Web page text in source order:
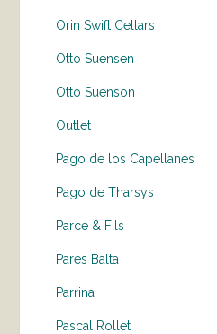
Orin Swift Cellars
Otto Suensen
Otto Suenson
Outlet
Pago de los Capellanes
Pago de Tharsys
Parce & Fils
Pares Balta
Parrina
Pascal Rollet